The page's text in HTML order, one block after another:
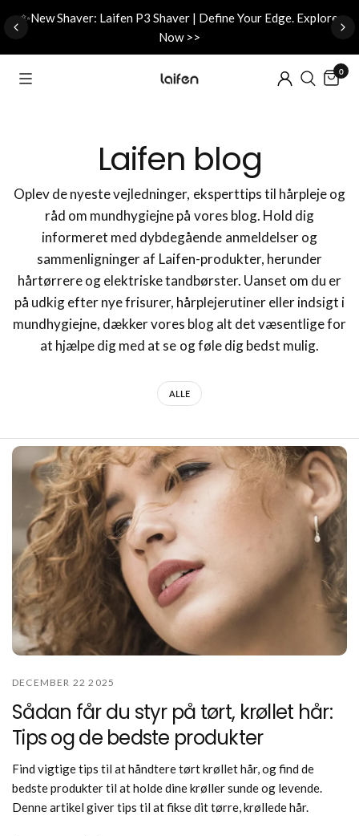
✨New Shaver: Laifen P3 Shaver | Define Your Edge. Explore
Now >>
0
Laifen blog
Oplev de nyeste vejledninger, eksperttips til hårpleje og
råd om mundhygiejne på vores blog. Hold dig
informeret med dybdegående anmeldelser og
sammenligninger af Laifen-produkter, herunder
hårtørrere og elektriske tandbørster. Uanset om du er
på udkig efter nye frisurer, hårplejerutiner eller indsigt i
mundhygiejne, dækker vores blog alt det væsentlige for
at hjælpe dig med at se og føle dig bedst mulig.
ALLE
DECEMBER 22 2025
Sådan får du styr på tørt, krøllet hår:
Tips og de bedste produkter
Find vigtige tips til at håndtere tørt krøllet hår, og find de
bedste produkter til at holde dine krøller sunde og levende.
Denne artikel giver tips til at fikse dit tørre, krøllede hår.